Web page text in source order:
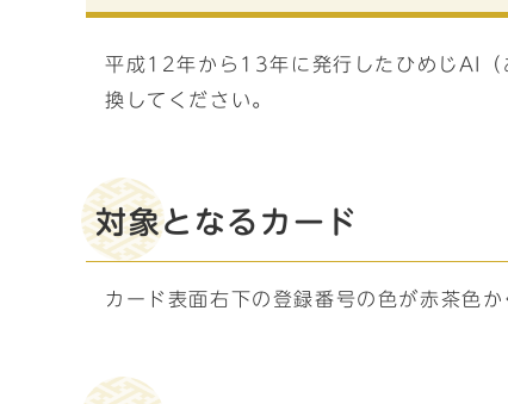
平成12年から13年に発行したひめじAI（
換してください。
対象となるカード
カード表面右下の登録番号の色が赤茶色